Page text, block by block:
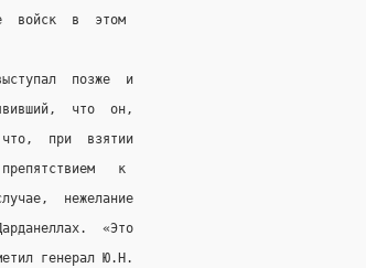
войск  в  этом
позже  и
что  он,
при  взятии
к
нежелание
«Это
генерал Ю.Н.